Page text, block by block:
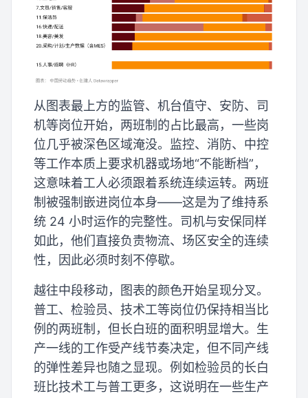
从图表最上方的监管、机台值守、安防、司
机等岗位开始，两班制的占比最高，一些岗
位几乎被深色区域淹没。监控、消防、中控
等工作本质上要求机器或场地“不能断档”，
这意味着工人必须跟着系统连续运转。两班
制被强制嵌进岗位本身——这是为了维持系
统 24 小时运作的完整性。司机与安保同样
如此，他们直接负责物流、场区安全的连续
性，因此必须时刻不停歇。
越往中段移动，图表的颜色开始呈现分叉。
普工、检验员、技术工等岗位仍保持相当比
例的两班制，但长白班的面积明显增大。生
产一线的工作受产线节奏决定，但不同产线
的弹性差异也随之显现。例如检验员的长白
班比技术工与普工更多，这说明在一些生产